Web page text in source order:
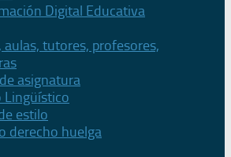
Digital Educativa
aulas, tutores, profesores,
asignatura
Lingüístico
estilo
derecho huelga